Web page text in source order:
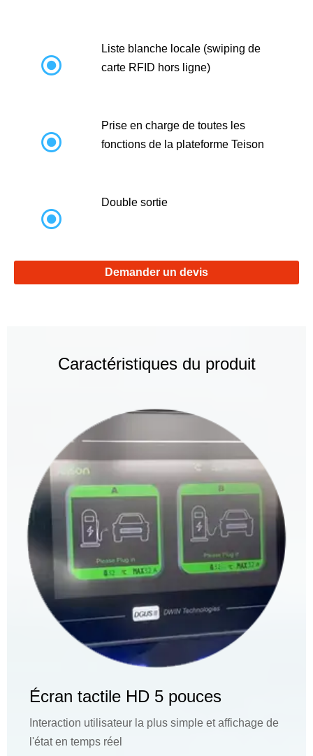

Liste blanche locale (swiping de
carte RFID hors ligne)

Prise en charge de toutes les
fonctions de la plateforme Teison

Double sortie
Demander un devis
Caractéristiques du produit
Écran tactile HD 5 pouces
Interaction utilisateur la plus simple et affichage de
l'état en temps réel